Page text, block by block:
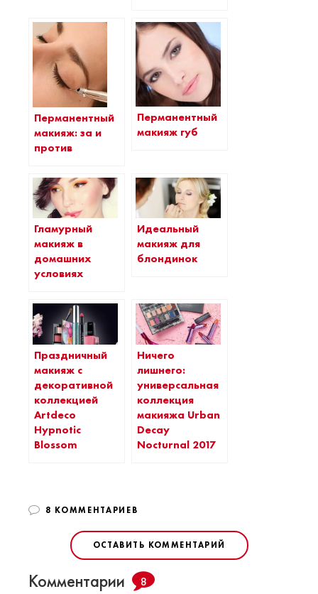
Перманентный
макияж: за и
против
Перманентный
макияж губ
Гламурный
макияж в
домашних
условиях
Идеальный
макияж для
блондинок
Праздничный
макияж с
декоративной
коллекцией
Artdeco
Hypnotic
Blossom
Ничего
лишнего:
универсальная
коллекция
макияжа Urban
Decay
Nocturnal 2017
8 КОММЕНТАРИЕВ
ОСТАВИТЬ КОММЕНТАРИЙ
Комментарии 8